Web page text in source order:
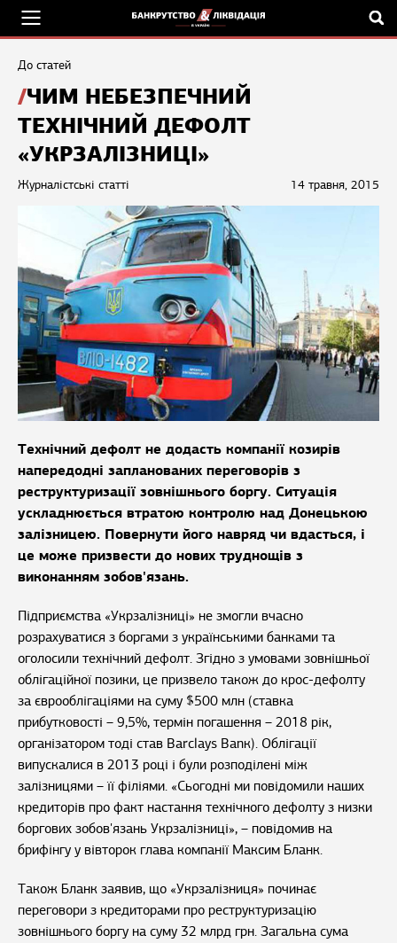
До статей
ЧИМ НЕБЕЗПЕЧНИЙ
ТЕХНІЧНИЙ ДЕФОЛТ
«УКРЗАЛІЗНИЦІ»
14 травня, 2015
Журналістські статті
Технічний дефолт не додасть компанії козирів
напередодні запланованих переговорів з
реструктуризації зовнішнього боргу. Ситуація
ускладнюється втратою контролю над Донецькою
залізницею. Повернути його навряд чи вдасться, і
це може призвести до нових труднощів з
виконанням зобов'язань.
Підприємства «Укрзалізниці» не змогли вчасно
розрахуватися з боргами з українськими банками та
оголосили технічний дефолт. Згідно з умовами зовнішньої
облігаційної позики, це призвело також до крос-дефолту
за єврооблігаціями на суму $500 млн (ставка
прибутковості – 9,5%, термін погашення – 2018 рік,
організатором тоді став Barclays Banк). Облігації
випускалися в 2013 році і були розподілені між
залізницями – її філіями. «Сьогодні ми повідомили наших
кредиторів про факт настання технічного дефолту з низки
боргових зобов'язань Укрзалізниці», – повідомив на
брифінгу у вівторок глава компанії Максим Бланк.
Також Бланк заявив, що «Укрзалізниця» починає
переговори з кредиторами про реструктуризацію
зовнішнього боргу на суму 32 млрд грн. Загальна сума